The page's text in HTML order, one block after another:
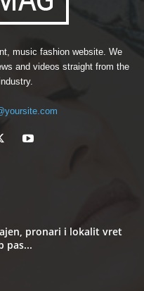
music fashion website. We
and videos straight from the
pronari i lokalit vret
pas...